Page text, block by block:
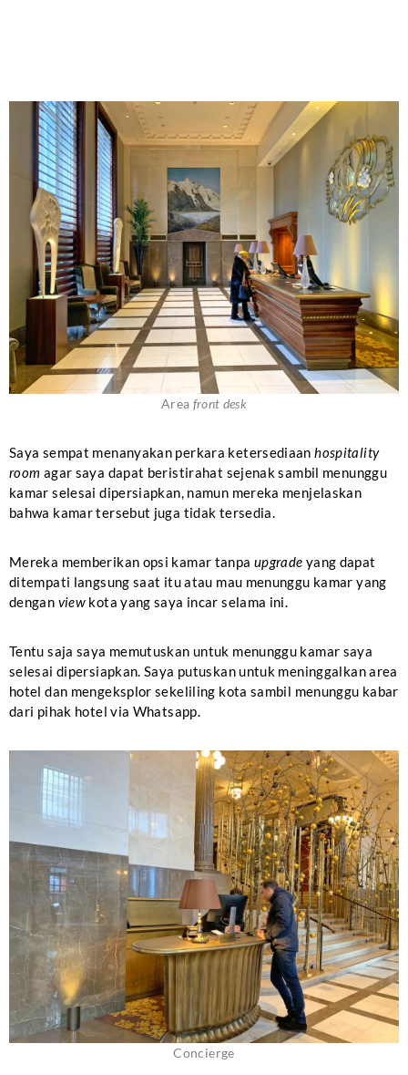
Area front desk
Saya sempat menanyakan perkara ketersediaanhospitality
room agar saya dapat beristirahat sejenak sambil menunggu
kamar selesai dipersiapkan, namun mereka menjelaskan
bahwa kamar tersebut juga tidak tersedia.
Mereka memberikan opsi kamar tanpa upgrade yang dapat
ditempati langsung saat itu atau mau menunggu kamar yang
dengan view kota yang saya incar selama ini.
Tentu saja saya memutuskan untuk menunggu kamar saya
selesai dipersiapkan. Saya putuskan untuk meninggalkan area
hotel dan mengeksplor sekeliling kota sambil menunggu kabar
dari pihak hotel via Whatsapp.
Concierge